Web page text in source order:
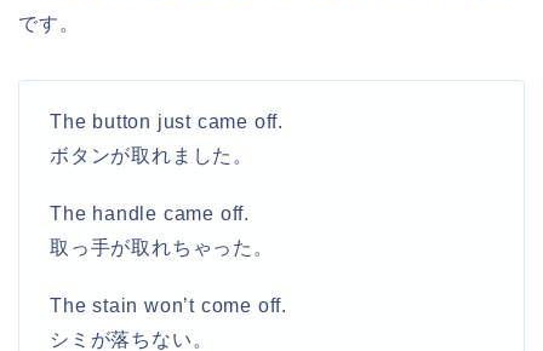
です。
The button just came off.
ボタンが取れました。
The handle came off.
取っ手が取れちゃった。
The stain won’t come off.
シミが落ちない。